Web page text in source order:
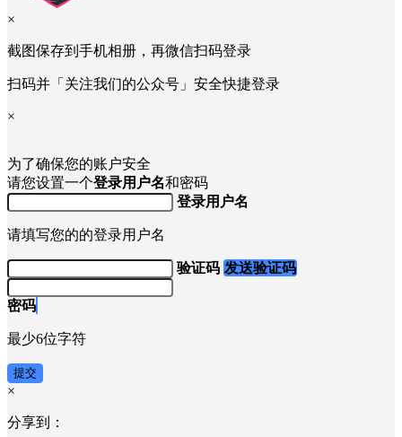
×
截图保存到手机相册，再微信扫码登录
扫码并「关注我们的公众号」安全快捷登录
×
为了确保您的账户安全
请您设置一个登录用户名和密码
登录用户名
请填写您的的登录用户名
验证码 发送验证码
密码
最少6位字符
提交
×
分享到：